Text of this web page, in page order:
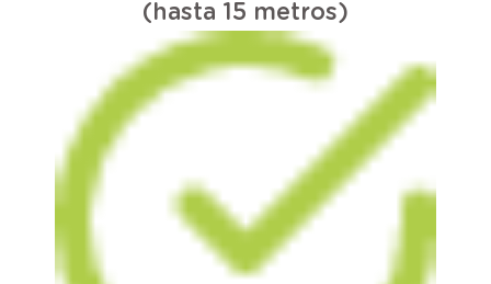
(hasta 15 metros)